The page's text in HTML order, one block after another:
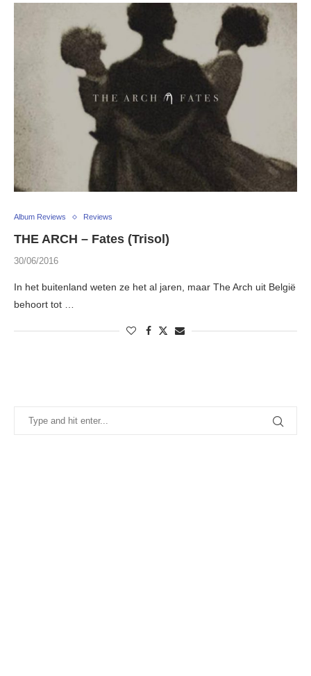
Album Reviews Reviews
THE ARCH – Fates (Trisol)
30/06/2016
In het buitenland weten ze het al jaren, maar The Arch uit België
behoort tot …